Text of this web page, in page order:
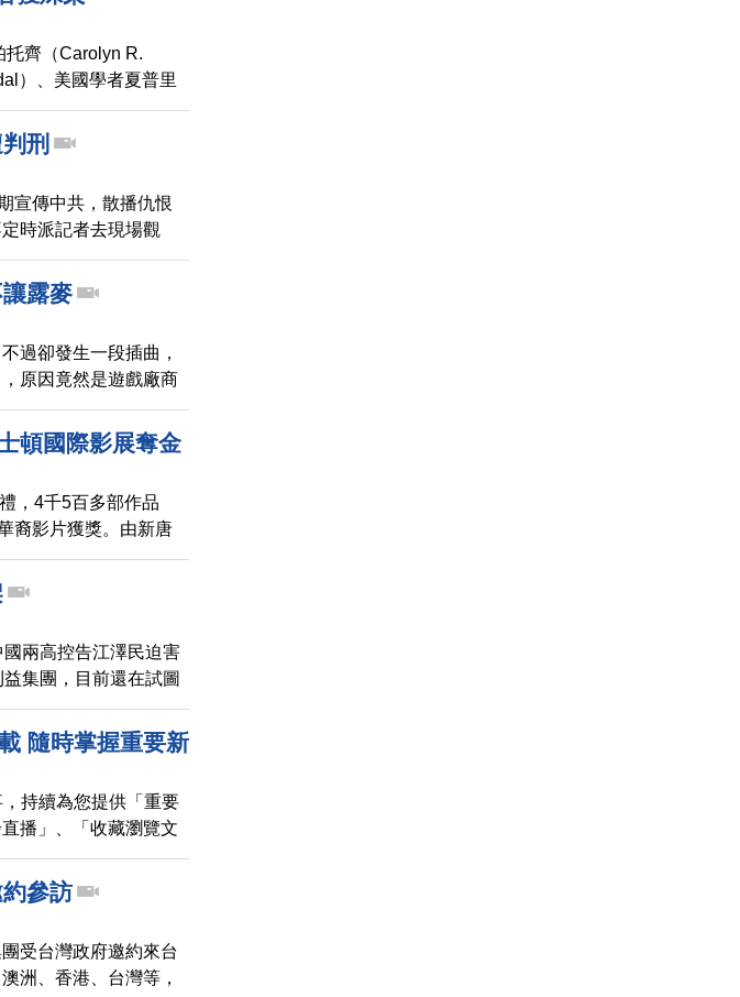
托齊（Carolyn R.
）、美國學者夏普里
刑
宣傳中共，散播仇恨
時派記者去現場觀
阻撓拍攝，甚至毀損
台北地院日前作出判
，也保障了新聞記者
露麥
過卻發生一段插曲，
原因竟然是遊戲廠商
頓國際影展奪金
，4千5百多部作品
裔影片獲獎。由新唐
坤》 獲得兒童類電視
影片。
兩高控告江澤民迫害
集團，目前還在試圖
媽媽，同時也是老外
個星期三，被黑龍江
隨時掌握重要新
持續為您提供「重要
播」、「收藏瀏覽文
參訪
受台灣政府邀約來台
洲、香港、台灣等，